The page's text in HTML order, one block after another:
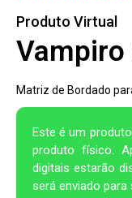
Produto Virtual
Vampiro
Matriz de Bordado
Este é um
produto físico.
digitais estarão
será enviado para